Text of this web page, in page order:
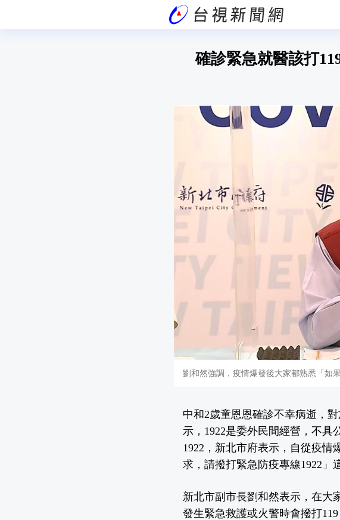
確診緊急就醫該打
劉和然強調，疫情爆發後大家都熟悉「如
中和2歲童恩恩確診不幸病逝，
示，1922是委外民間經營，不具
1922，新北市府表示，自從疫情
求，請撥打緊急防疫專線1922」
新北市副市長劉和然表示，在大
發生緊急救護或火警時會撥打